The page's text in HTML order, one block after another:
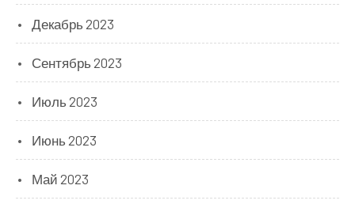
Декабрь 2023
Сентябрь 2023
Июль 2023
Июнь 2023
Май 2023